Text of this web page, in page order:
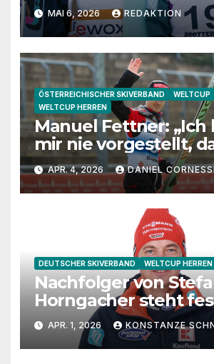
MAI 6, 2026 REDAKTION
ÖSTERREICHISCHER SKIVERBAND
WELTCUP
WELTCUP HERREN
Manuel Fettner: „Ich
mir nie vorgestellt,
so lange springe“
APR. 4, 2026 DANIEL
DEUTSCHER SKIVERBAND WELTCUP HERREN
Nachfolger von
Horngacher steht
APR. 1, 2026 KONSTANZE